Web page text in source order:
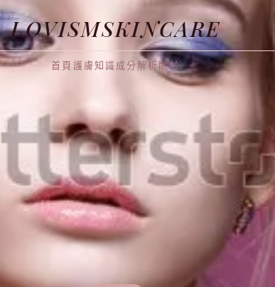
LOVISMSKINCARE
首頁 護膚知識成分解析關於